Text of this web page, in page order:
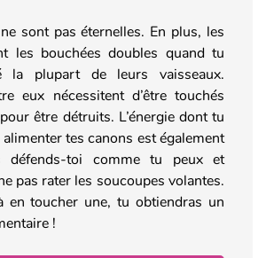
sont pas éternelles. En plus, les
les bouchées doubles quand tu
la plupart de leurs vaisseaux.
eux nécessitent d’être touchés
être détruits. L’énergie dont tu
tes canons est également
défends-toi comme tu peux et
pas rater les soucoupes volantes.
en toucher une, tu obtiendras un
!